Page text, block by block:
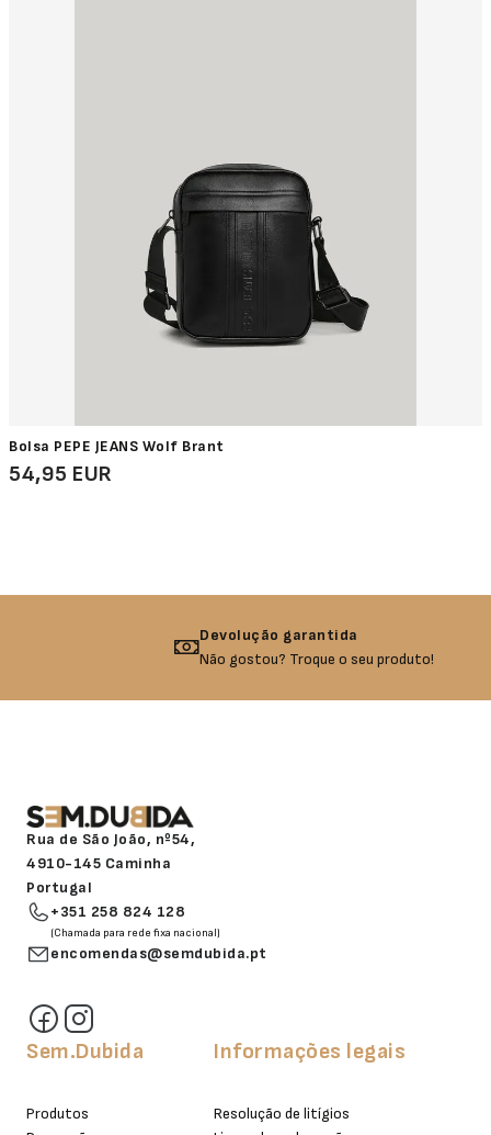
Bolsa PEPE JEANS Wolf Brant
54,95 EUR
Devolução garantida
Não gostou? Troque o seu produto!
Rua de São João, nº54,
4910-145 Caminha
Portugal
+351 258 824 128
(Chamada para rede fixa nacional)
encomendas@semdubida.pt
Sem.Dubida
Produtos
Informações legais
Resolução de litígios